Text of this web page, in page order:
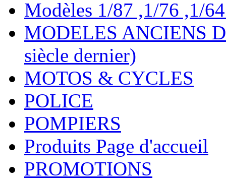
Modèles 1/87 ,1/76 ,1/
MODELES ANCIENS
siècle dernier)
MOTOS & CYCLES
POLICE
POMPIERS
Produits Page d'accueil
PROMOTIONS